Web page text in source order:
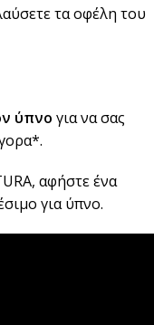
τα οφέλη του
ύπνο για να σας
αφήστε ένα
για ύπνο.